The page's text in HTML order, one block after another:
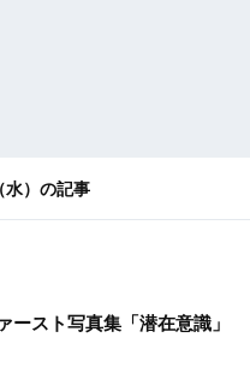
）の記事
ースト写真集「潜在意識」